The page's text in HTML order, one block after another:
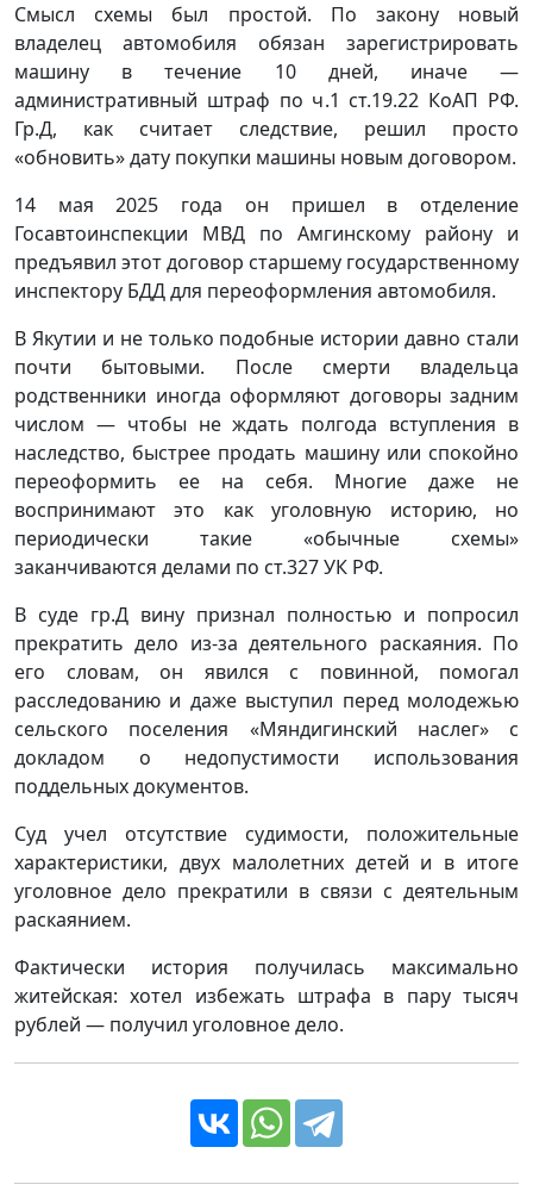
Смысл схемы был простой. По закону новый
владелец автомобиля обязан зарегистрировать
машину в течение 10 дней, иначе —
административный штраф по ч.1 ст.19.22 КоАП РФ.
Гр.Д, как считает следствие, решил просто
«обновить» дату покупки машины новым договором.
14 мая 2025 года он пришел в отделение
Госавтоинспекции МВД по Амгинскому району и
предъявил этот договор старшему государственному
инспектору БДД для переоформления автомобиля.
В Якутии и не только подобные истории давно стали
почти бытовыми. После смерти владельца
родственники иногда оформляют договоры задним
числом — чтобы не ждать полгода вступления в
наследство, быстрее продать машину или спокойно
переоформить ее на себя. Многие даже не
воспринимают это как уголовную историю, но
периодически такие «обычные схемы»
заканчиваются делами по ст.327 УК РФ.
В суде гр.Д вину признал полностью и попросил
прекратить дело из-за деятельного раскаяния. По
его словам, он явился с повинной, помогал
расследованию и даже выступил перед молодежью
сельского поселения «Мяндигинский наслег» с
докладом о недопустимости использования
поддельных документов.
Суд учел отсутствие судимости, положительные
характеристики, двух малолетних детей и в итоге
уголовное дело прекратили в связи с деятельным
раскаянием.
Фактически история получилась максимально
житейская: хотел избежать штрафа в пару тысяч
рублей — получил уголовное дело.